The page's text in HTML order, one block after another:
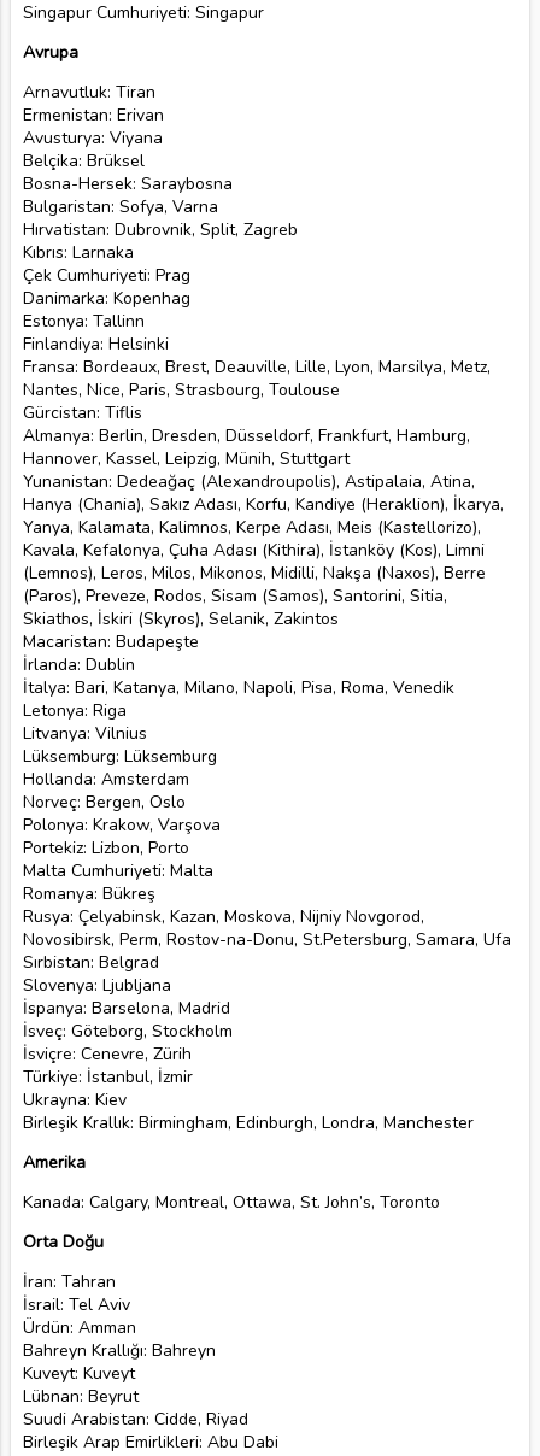
Singapur Cumhuriyeti: Singapur
Avrupa
Arnavutluk: Tiran
Ermenistan: Erivan
Avusturya: Viyana
Belçika: Brüksel
Bosna-Hersek: Saraybosna
Bulgaristan: Sofya, Varna
Hırvatistan: Dubrovnik, Split, Zagreb
Kıbrıs: Larnaka
Çek Cumhuriyeti: Prag
Danimarka: Kopenhag
Estonya: Tallinn
Finlandiya: Helsinki
Fransa: Bordeaux, Brest, Deauville, Lille, Lyon, Marsilya, Metz,
Nantes, Nice, Paris, Strasbourg, Toulouse
Gürcistan: Tiflis
Almanya: Berlin, Dresden, Düsseldorf, Frankfurt, Hamburg,
Hannover, Kassel, Leipzig, Münih, Stuttgart
Yunanistan: Dedeağaç (Alexandroupolis), Astipalaia, Atina,
Hanya (Chania), Sakız Adası, Korfu, Kandiye (Heraklion), İkarya,
Yanya, Kalamata, Kalimnos, Kerpe Adası, Meis (Kastellorizo),
Kavala, Kefalonya, Çuha Adası (Kithira), İstanköy (Kos), Limni
(Lemnos), Leros, Milos, Mikonos, Midilli, Nakşa (Naxos), Berre
(Paros), Preveze, Rodos, Sisam (Samos), Santorini, Sitia,
Skiathos, İskiri (Skyros), Selanik, Zakintos
Macaristan: Budapeşte
İrlanda: Dublin
İtalya: Bari, Katanya, Milano, Napoli, Pisa, Roma, Venedik
Letonya: Riga
Litvanya: Vilnius
Lüksemburg: Lüksemburg
Hollanda: Amsterdam
Norveç: Bergen, Oslo
Polonya: Krakow, Varşova
Portekiz: Lizbon, Porto
Malta Cumhuriyeti: Malta
Romanya: Bükreş
Rusya: Çelyabinsk, Kazan, Moskova, Nijniy Novgorod,
Novosibirsk, Perm, Rostov-na-Donu, St.Petersburg, Samara, Ufa
Sırbistan: Belgrad
Slovenya: Ljubljana
İspanya: Barselona, Madrid
İsveç: Göteborg, Stockholm
İsviçre: Cenevre, Zürih
Türkiye: İstanbul, İzmir
Ukrayna: Kiev
Birleşik Krallık: Birmingham, Edinburgh, Londra, Manchester
Amerika
Kanada: Calgary, Montreal, Ottawa, St. John’s, Toronto
Orta Doğu
İran: Tahran
İsrail: Tel Aviv
Ürdün: Amman
Bahreyn Krallığı: Bahreyn
Kuveyt: Kuveyt
Lübnan: Beyrut
Suudi Arabistan: Cidde, Riyad
Birleşik Arap Emirlikleri: Abu Dabi